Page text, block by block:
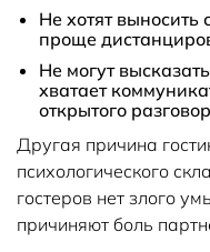
Не хотят
проще
Не могут
хватает
открытого
Другая причина
психологического
гостеров нет злого
причиняют боль